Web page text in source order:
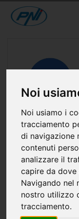
Noi
Noi usiamo i
tracciamento
di navigazione
contenuti
analizzare il
capire da
Navigando nel
nostro utilizzo
tracciamento.
Salta
al
contenuto
della
immagini